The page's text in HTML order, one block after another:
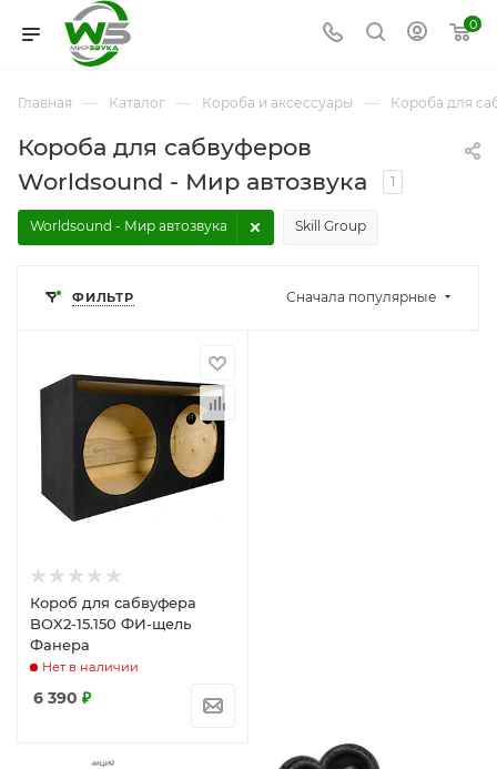
0
Главная — Каталог — Короба и аксессуары — Короба для
Короба для сабвуферов
Worldsound - Мир автозвука
1
Skill Group
Worldsound - Мир автозвука
ФИЛЬТР Сначала популярные
Короб для сабвуфера
BOX2-15.150 ФИ-щель
Фанера
Нет в наличии
6 390 ₽